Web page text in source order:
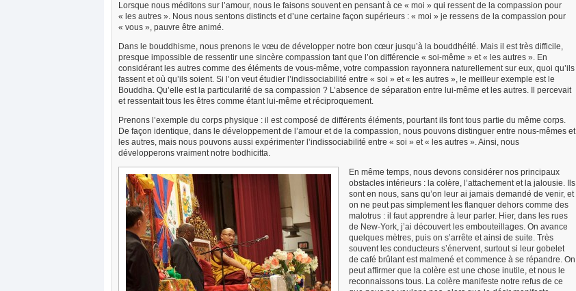
Lorsque nous méditons sur l’amour, nous le faisons souvent en pensant à ce « moi » qui ressent de la compassion pour
« les autres ». Nous nous sentons distincts et d’une certaine façon supérieurs : « moi » je ressens de la compassion pour
« vous », pauvre être animé.
Dans le bouddhisme, nous prenons le vœu de développer notre bon cœur jusqu’à la bouddhéité. Mais il est très difficile,
presque impossible de ressentir une sincère compassion tant que l’on différencie « soi-même » et « les autres ». En
considérant les autres comme des éléments de vous-même, votre compassion rayonnera naturellement sur eux, quoi qu’ils
fassent et où qu’ils soient. Si l’on veut étudier l’indissociabilité entre « soi » et « les autres », le meilleur exemple est le
Bouddha. Qu’elle est la particularité de sa compassion ? L’absence de séparation entre lui-même et les autres. Il percevait
et ressentait tous les êtres comme étant lui-même et réciproquement.
Prenons l’exemple du corps physique : il est composé de différents éléments, pourtant ils font tous partie du même corps.
De façon identique, dans le développement de l’amour et de la compassion, nous pouvons distinguer entre nous-mêmes et
les autres, mais nous pouvons aussi expérimenter l’indissociabilité entre « soi » et « les autres ». Ainsi, nous
développerons vraiment notre bodhicitta.
En même temps, nous devons considérer nos principaux
obstacles intérieurs : la colère, l’attachement et la jalousie. Ils
sont en nous, sans qu’on leur ai jamais demandé de venir, et
on ne peut pas simplement les flanquer dehors comme des
malotrus : il faut apprendre à leur parler. Hier, dans les rues
de New-York, j’ai découvert les embouteillages. On avance
quelques mètres, puis on s’arrête et ainsi de suite. Très
souvent les conducteurs s’énervent, surtout si leur gobelet
de café brûlant est malmené et commence à se répandre. On
peut affirmer que la colère est une chose inutile, et nous le
reconnaissons tous. La colère manifeste notre refus de ce